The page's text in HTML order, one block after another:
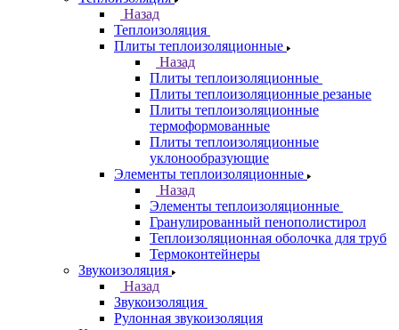
Назад
Теплоизоляция
Плиты теплоизоляционные
Назад
Плиты теплоизоляционные
Плиты теплоизоляционные резаные
Плиты теплоизоляционные
термоформованные
Плиты теплоизоляционные
уклонообразующие
Элементы теплоизоляционные
Назад
Элементы теплоизоляционные
Гранулированный пенополистирол
Теплоизоляционная оболочка для труб
Термоконтейнеры
Звукоизоляция
Назад
Звукоизоляция
Рулонная звукоизоляция